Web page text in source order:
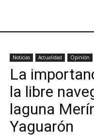
Noticias Actualidad Opinión
La
la libre
laguna
Yaguarón